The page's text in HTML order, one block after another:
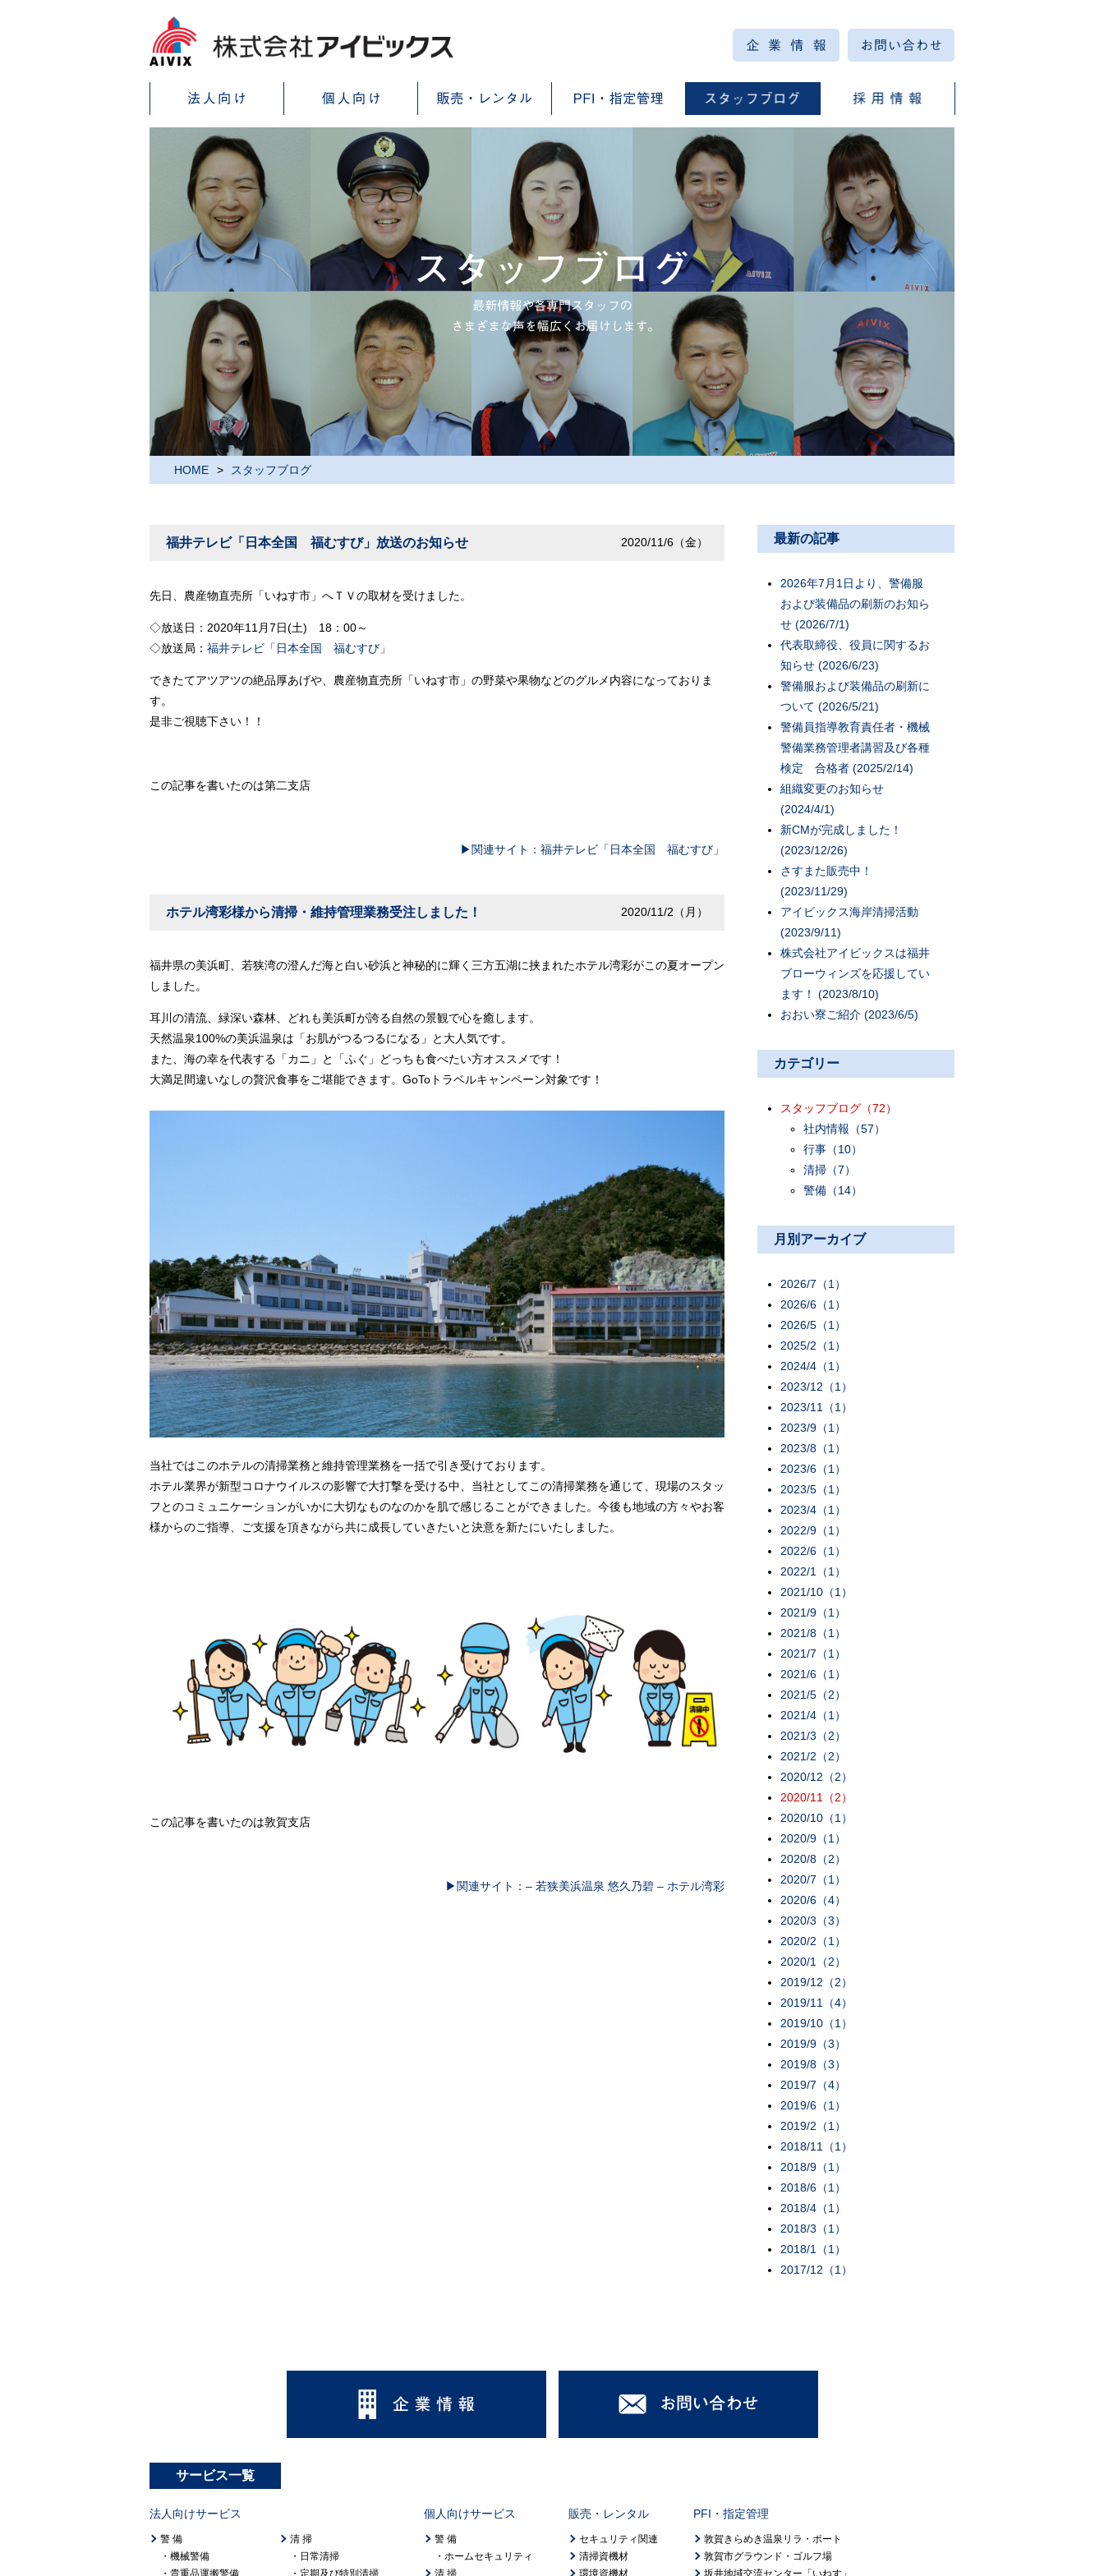
HOME スタッフブログ
福井テレビ「日本全国 福むすび」放送のお知らせ 2020/11/6（金）
先日、農産物直売所「いねす市」へＴＶの取材を受けました。
◇放送日：2020年11月7日(土) 18：00～
◇放送局： 福井テレビ「日本全国 福むすび」
できたてアツアツの絶品厚あげや、農産物直売所「いねす市」の野菜や果物などのグルメ内容になっておりま
す。
是非ご視聴下さい！！
この記事を書いたのは第二支店
▶関連サイト：福井テレビ「日本全国 福むすび」
ホテル湾彩様から清掃・維持管理業務受注しました！ 2020/11/2（月）
福井県の美浜町、若狭湾の澄んだ海と白い砂浜と神秘的に輝く三方五湖に挟まれたホテル湾彩がこの夏オープン
しました。
耳川の清流、緑深い森林、どれも美浜町が誇る自然の景観で心を癒します。
天然温泉100%の美浜温泉は「お肌がつるつるになる」と大人気です。
また、海の幸を代表する「カニ」と「ふぐ」どっちも食べたい方オススメです！
大満足間違いなしの贅沢食事をご堪能できます。GoToトラベルキャンペーン対象です！
当社ではこのホテルの清掃業務と維持管理業務を一括で引き受けております。
ホテル業界が新型コロナウイルスの影響で大打撃を受ける中、当社としてこの清掃業務を通じて、現場のスタッ
フとのコミュニケーションがいかに大切なものなのかを肌で感じることができました。今後も地域の方々やお客
様からのご指導、ご支援を頂きながら共に成長していきたいと決意を新たにいたしました。
この記事を書いたのは敦賀支店
▶関連サイト：– 若狭美浜温泉 悠久乃碧 – ホテル湾彩
最新の記事
2026年7月1日より、警備服
および装備品の刷新のお知ら
せ (2026/7/1)
代表取締役、役員に関するお
知らせ (2026/6/23)
警備服および装備品の刷新に
ついて (2026/5/21)
警備員指導教育責任者・機械
警備業務管理者講習及び各種
検定 合格者 (2025/2/14)
組織変更のお知らせ
(2024/4/1)
新CMが完成しました！
(2023/12/26)
さすまた販売中！
(2023/11/29)
アイビックス海岸清掃活動
(2023/9/11)
株式会社アイビックスは福井
ブローウィンズを応援してい
ます！ (2023/8/10)
おおい寮ご紹介 (2023/6/5)
カテゴリー
スタッフブログ （72）
社内情報 （57）
行事 （10）
清掃 （7）
警備 （14）
月別アーカイブ
2026/7（1）
2026/6（1）
2026/5（1）
2025/2（1）
2024/4（1）
2023/12（1）
2023/11（1）
2023/9（1）
2023/8（1）
2023/6（1）
2023/5（1）
2023/4（1）
2022/9（1）
2022/6（1）
2022/1（1）
2021/10（1）
2021/9（1）
2021/8（1）
2021/7（1）
2021/6（1）
2021/5（2）
2021/4（1）
2021/3（2）
2021/2（2）
2020/12（2）
2020/11（2）
2020/10（1）
2020/9（1）
2020/8（2）
2020/7（1）
2020/6（4）
2020/3（3）
2020/2（1）
2020/1（2）
2019/12（2）
2019/11（4）
2019/10（1）
2019/9（3）
2019/8（3）
2019/7（4）
2019/6（1）
2019/2（1）
2018/11（1）
2018/9（1）
2018/6（1）
2018/4（1）
2018/3（1）
2018/1（1）
2017/12（1）
サービス一覧
法人向けサービス
警 備
機械警備
貴重品運搬警備
清 掃
日常清掃
定期及び特別清掃
個人向けサービス
警 備
ホームセキュリティ
清 掃
販売・レンタル
セキュリティ関連
清掃資機材
環境資機材
PFI・指定管理
敦賀きらめき温泉リラ・ポート
敦賀市グラウンド・ゴルフ場
坂井地域交流センター「いねす」